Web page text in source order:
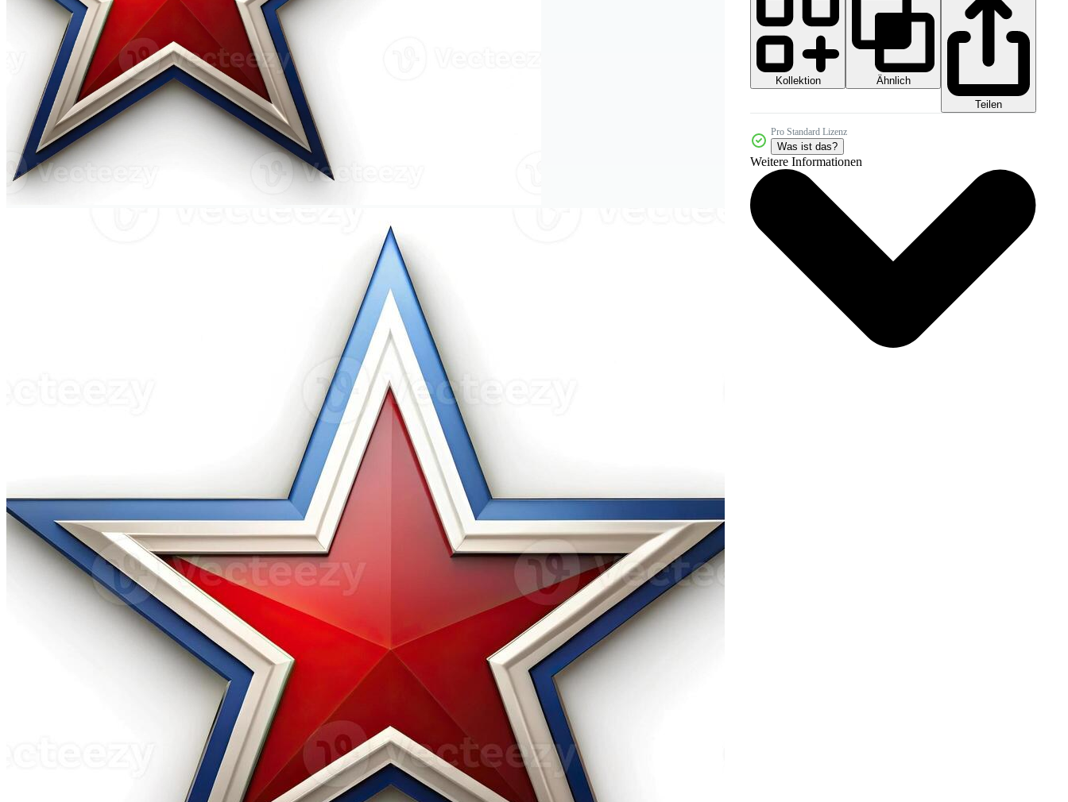
Kollektion
Ähnlich
Teilen
Pro Standard Lizenz
Was ist das?
Weitere Informationen